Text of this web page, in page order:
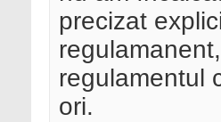
precizat
regulamentul
ori.